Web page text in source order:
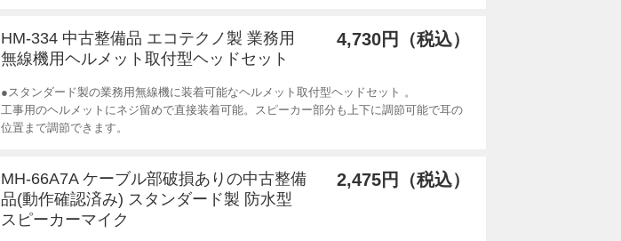
HM-334 中古整備品 エコテクノ製 業務用
無線機用ヘルメット取付型ヘッドセット
4,730円（税込）
●スタンダード製の業務用無線機に装着可能なヘルメット取付型ヘッドセット 。
工事用のヘルメットにネジ留めで直接装着可能。スピーカー部分も上下に調節可能で耳の
位置まで調節できます。
MH-66A7A ケーブル部破損ありの中古整備
品(動作確認済み) スタンダード製 防水型
スピーカーマイク
2,475円（税込）